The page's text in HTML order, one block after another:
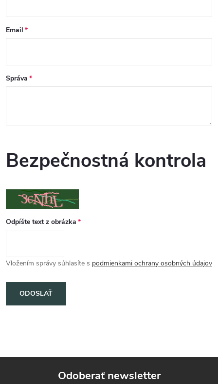
Email
Správa
Bezpečnostná kontrola
Odpíšte text z obrázka
Vložením správy súhlasíte s podmienkami ochrany osobných údajov
ODOSLAŤ
Odoberať newsletter